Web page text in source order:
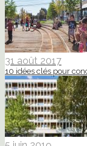
31 août 2017
10 idées clés pour